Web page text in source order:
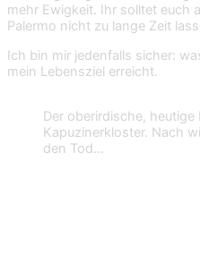
mehr Ewigkeit. Ihr solltet euch
Palermo nicht zu lange Zeit
Ich bin mir jedenfalls sicher:
mein Lebensziel erreicht.
Der oberirdische,
Kapuzinerkloster. Nach
den Tod…